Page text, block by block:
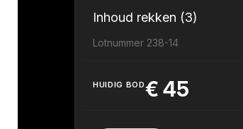
Inhoud rekken (3)
Lotnummer 238-14
HUIDIG BOD€ 45